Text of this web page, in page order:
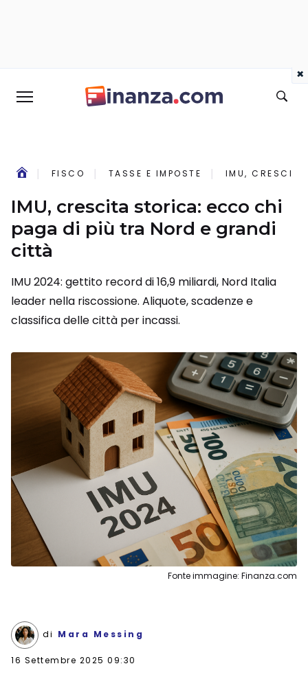
FISCO TASSE E IMPOSTE IMU,
IMU, crescita storica: ecco chi
paga di più tra Nord e grandi
città
IMU 2024: gettito record di 16,9 miliardi, Nord Italia
leader nella riscossione. Aliquote, scadenze e
classifica delle città per incassi.
Fonte immagine: Finanza.com
di Mara Messing
16 Settembre 2025 09:30
×